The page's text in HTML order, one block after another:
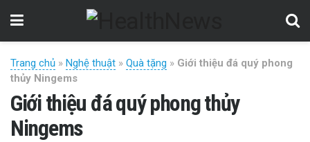
Trang chủ » Nghệ thuật » Quà tặng » Giới thiệu đá quý phong
thủy Ningems
Giới thiệu đá quý phong thủy
Ningems